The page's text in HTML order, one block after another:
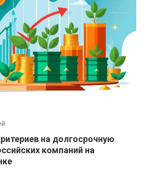
на долгосрочную
компаний на